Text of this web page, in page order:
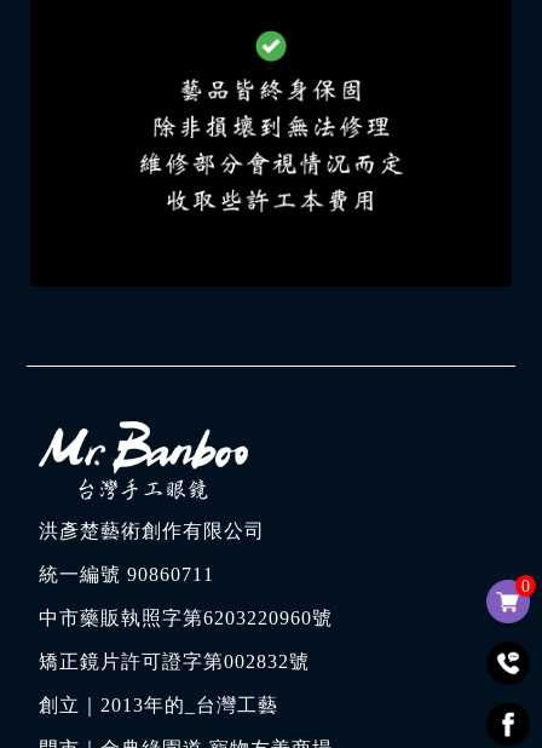
0
洪彥楚藝術創作有限公司
統一編號 90860711
中市藥販執照字第6203220960號
矯正鏡片許可證字第002832號
創立｜2013年的_台灣工藝